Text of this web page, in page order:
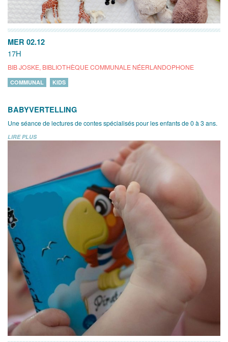
MER 02.12
17H
BIB JOSKE, BIBLIOTHÈQUE COMMUNALE NÉERLANDOPHONE
COMMUNAL KIDS
BABYVERTELLING
Une séance de lectures de contes spécialisés pour les enfants de 0 à 3 ans.
LIRE PLUS